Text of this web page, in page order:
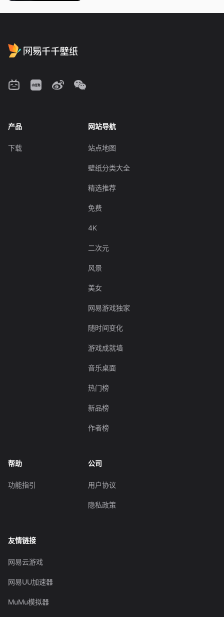
产品
下载
网站导航
站点地图
壁纸分类大全
精选推荐
免费
4K
二次元
风景
美女
网易游戏独家
随时间变化
游戏成就墙
音乐桌面
热门榜
新品榜
作者榜
帮助
功能指引
公司
用户协议
隐私政策
友情链接
网易云游戏
网易UU加速器
MuMu模拟器